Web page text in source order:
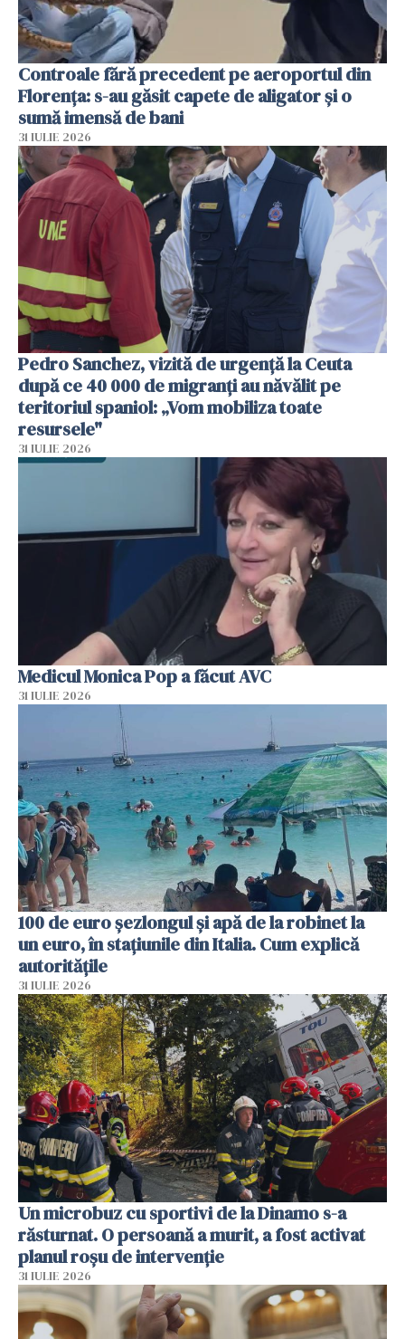
Controale fără precedent pe aeroportul din
Florența: s-au găsit capete de aligator și o
sumă imensă de bani
31 IULIE 2026
Pedro Sanchez, vizită de urgență la Ceuta
după ce 40 000 de migranți au năvălit pe
teritoriul spaniol: „Vom mobiliza toate
resursele"
31 IULIE 2026
Medicul Monica Pop a făcut AVC
31 IULIE 2026
100 de euro șezlongul și apă de la robinet la
un euro, în stațiunile din Italia. Cum explică
autoritățile
31 IULIE 2026
Un microbuz cu sportivi de la Dinamo s-a
răsturnat. O persoană a murit, a fost activat
planul roșu de intervenție
31 IULIE 2026